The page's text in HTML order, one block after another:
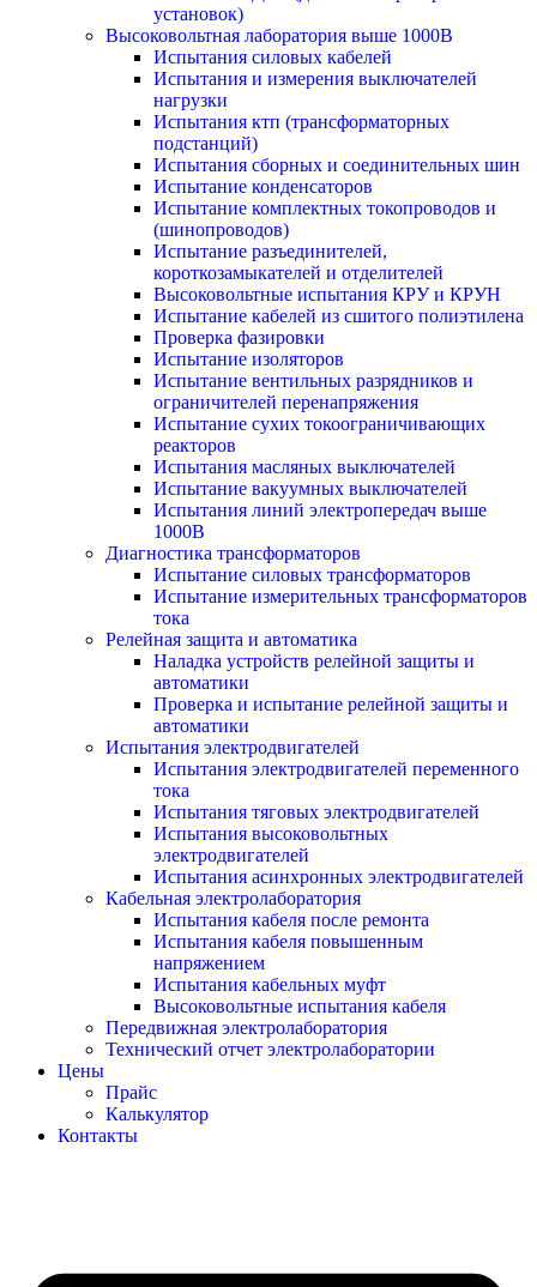
установок)
Высоковольтная лаборатория выше 1000В
Испытания силовых кабелей
Испытания и измерения выключателей
нагрузки
Испытания ктп (трансформаторных
подстанций)
Испытания сборных и соединительных шин
Испытание конденсаторов
Испытание комплектных токопроводов и
(шинопроводов)
Испытание разъединителей,
короткозамыкателей и отделителей
Высоковольтные испытания КРУ и КРУН
Испытание кабелей из сшитого полиэтилена
Проверка фазировки
Испытание изоляторов
Испытание вентильных разрядников и
ограничителей перенапряжения
Испытание сухих токоограничивающих
реакторов
Испытания масляных выключателей
Испытание вакуумных выключателей
Испытания линий электропередач выше
1000В
Диагностика трансформаторов
Испытание силовых трансформаторов
Испытание измерительных трансформаторов
тока
Релейная защита и автоматика
Наладка устройств релейной защиты и
автоматики
Проверка и испытание релейной защиты и
автоматики
Испытания электродвигателей
Испытания электродвигателей переменного
тока
Испытания тяговых электродвигателей
Испытания высоковольтных
электродвигателей
Испытания асинхронных электродвигателей
Кабельная электролаборатория
Испытания кабеля после ремонта
Испытания кабеля повышенным
напряжением
Испытания кабельных муфт
Высоковольтные испытания кабеля
Передвижная электролаборатория
Технический отчет электролаборатории
Цены
Прайс
Калькулятор
Контакты